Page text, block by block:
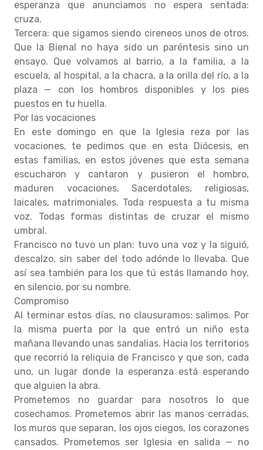
esperanza que anunciamos no espera sentada:
cruza.
Tercera: que sigamos siendo cireneos unos de otros.
Que la Bienal no haya sido un paréntesis sino un
ensayo. Que volvamos al barrio, a la familia, a la
escuela, al hospital, a la chacra, a la orilla del río, a la
plaza — con los hombros disponibles y los pies
puestos en tu huella.
Por las vocaciones
En este domingo en que la Iglesia reza por las
vocaciones, te pedimos que en esta Diócesis, en
estas familias, en estos jóvenes que esta semana
escucharon y cantaron y pusieron el hombro,
maduren vocaciones. Sacerdotales, religiosas,
laicales, matrimoniales. Toda respuesta a tu misma
voz. Todas formas distintas de cruzar el mismo
umbral.
Francisco no tuvo un plan: tuvo una voz y la siguió,
descalzo, sin saber del todo adónde lo llevaba. Que
así sea también para los que tú estás llamando hoy,
en silencio, por su nombre.
Compromiso
Al terminar estos días, no clausuramos: salimos. Por
la misma puerta por la que entró un niño esta
mañana llevando unas sandalias. Hacia los territorios
que recorrió la reliquia de Francisco y que son, cada
uno, un lugar donde la esperanza está esperando
que alguien la abra.
Prometemos no guardar para nosotros lo que
cosechamos. Prometemos abrir las manos cerradas,
los muros que separan, los ojos ciegos, los corazones
cansados. Prometemos ser Iglesia en salida — no